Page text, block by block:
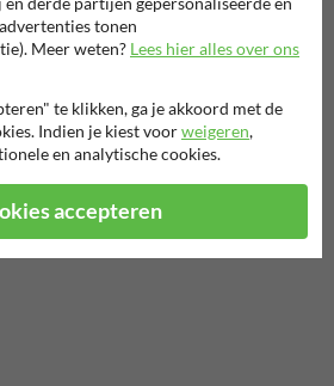
naar
info@trafficsupply.nl
zo spoedig mogelijk.
tonen
Meer weten? Lees hier alles over ons
te klikken, ga je akkoord met de
Indien je kiest voorweigeren,
en analytische cookies.
accepteren